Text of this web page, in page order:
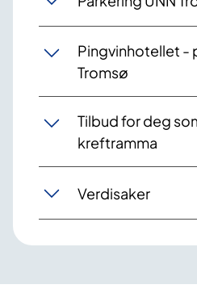
Pingvinhotellet -
Tromsø
Tilbud for deg
kreftramma
Verdisaker